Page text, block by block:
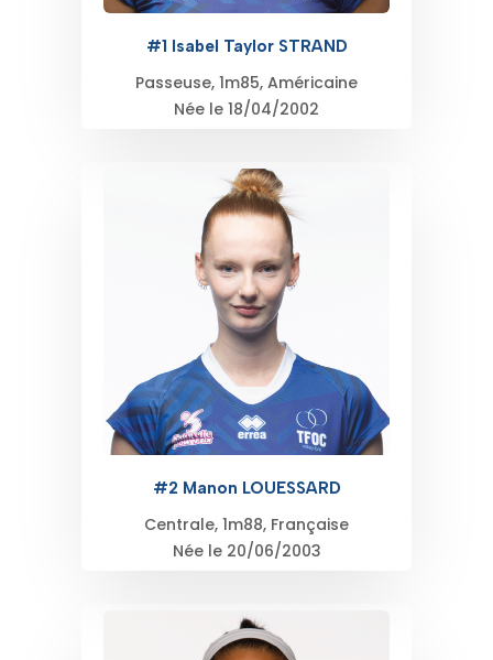
#1 Isabel Taylor STRAND
Passeuse, 1m85, Américaine
Née le 18/04/2002
#2 Manon LOUESSARD
Centrale, 1m88, Française
Née le 20/06/2003